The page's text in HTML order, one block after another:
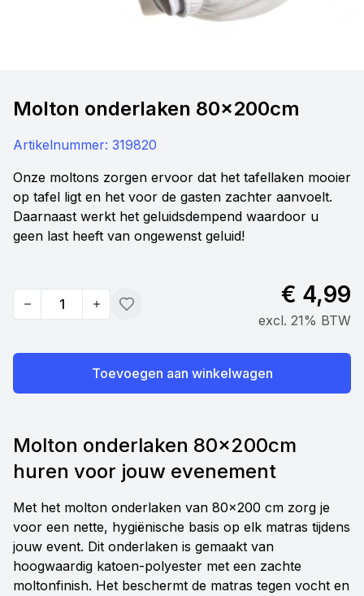
Molton onderlaken 80x200cm
Artikelnummer: 319820
Onze moltons zorgen ervoor dat het tafellaken mooier
op tafel ligt en het voor de gasten zachter aanvoelt.
Daarnaast werkt het geluidsdempend waardoor u
geen last heeft van ongewenst geluid!
Quantity Toevoegen
€ 4,99
excl. 21% BTW
Toevoegen aan winkelwagen
Molton onderlaken 80x200cm
huren voor jouw evenement
Met het molton onderlaken van 80x200 cm zorg je
voor een nette, hygiënische basis op elk matras tijdens
jouw event. Dit onderlaken is gemaakt van
hoogwaardig katoen-polyester met een zachte
moltonfinish. Het beschermt de matras tegen vocht en